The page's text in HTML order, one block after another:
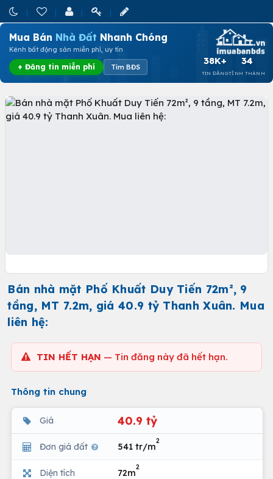
Mua Bán Nhà Đất Nhanh Chóng
Kênh bất động sản miễn phí, uy tín
+ Đăng tin miễn phí Tìm BĐS
38K+
TIN ĐĂNG
34
TỈNH THÀNH
Bán nhà mặt Phố Khuất Duy Tiến 72m², 9
tầng, MT 7.2m, giá 40.9 tỷ Thanh Xuân. Mua
liên hệ:
TIN HẾT HẠN — Tin đăng này đã hết hạn.
Thông tin chung
Giá 40.9 tỷ
Đơn giá đất 541 tr/m
2
Diện tích 72m
2